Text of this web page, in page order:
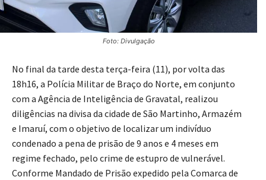
Foto: Divulgação
No final da tarde desta terça-feira (11), por volta das
18h16, a Polícia Militar de Braço do Norte, em conjunto
com a Agência de Inteligência de Gravatal, realizou
diligências na divisa da cidade de São Martinho, Armazém
e Imaruí, com o objetivo de localizar um indivíduo
condenado a pena de prisão de 9 anos e 4 meses em
regime fechado, pelo crime de estupro de vulnerável.
Conforme Mandado de Prisão expedido pela Comarca de